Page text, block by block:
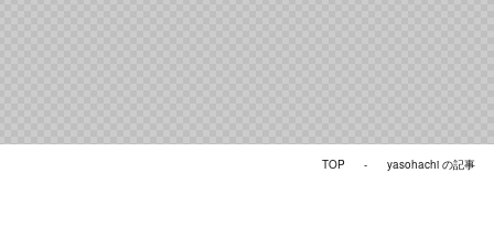
TOP - yasohachi の記事